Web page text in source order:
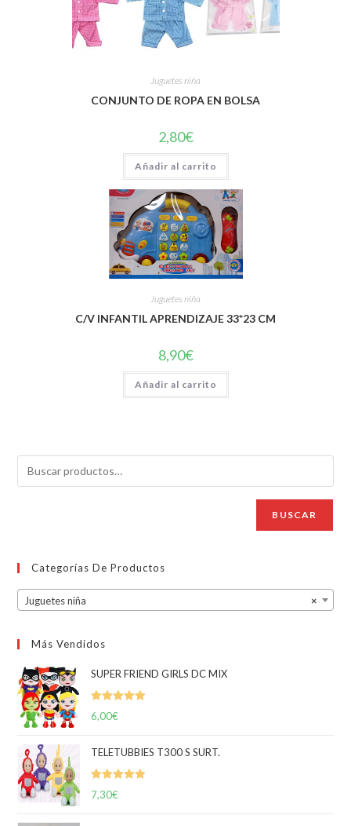
Juguetes niña
CONJUNTO DE ROPA EN BOLSA
2,80€
Añadir al carrito
Juguetes niña
C/V INFANTIL APRENDIZAJE 33*23 CM
8,90€
Añadir al carrito
BUSCAR
Categorías De Productos
×
Juguetes niña
Más Vendidos
SUPER FRIEND GIRLS DC MIX
Valorado
6,00€
TELETUBBIES T300 S SURT.
Valorado
7,30€